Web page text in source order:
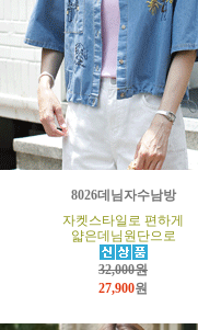
8026데님자수남방
자켓스타일로 편하게
얇은데님원단으로
32,000원
27,900원